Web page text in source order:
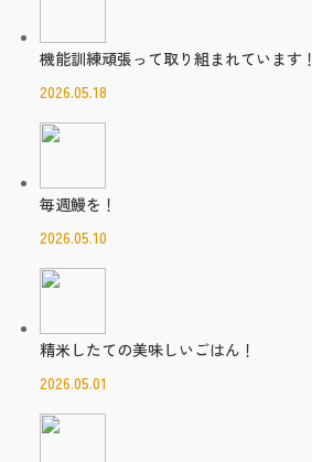
機能訓練頑張って取り組まれています！
2026.05.18
毎週鰻を！
2026.05.10
精米したての美味しいごはん！
2026.05.01